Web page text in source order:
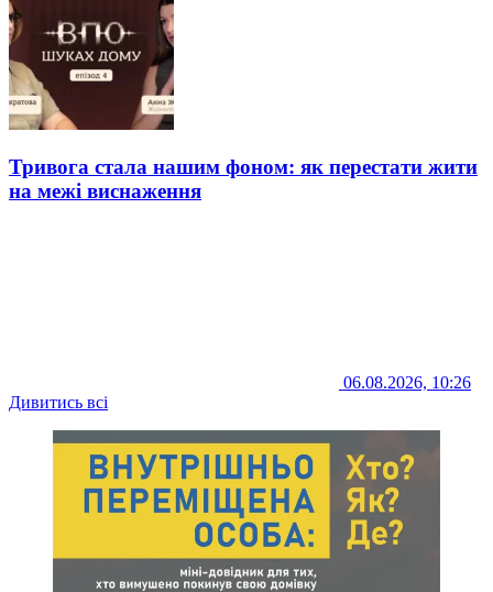
Тривога стала нашим фоном: як перестати жити
на межі виснаження
06.08.2026, 10:26
Дивитись всі